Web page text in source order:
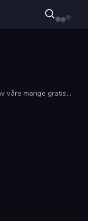
våre mange gratis
Fra morsomme
makeover av